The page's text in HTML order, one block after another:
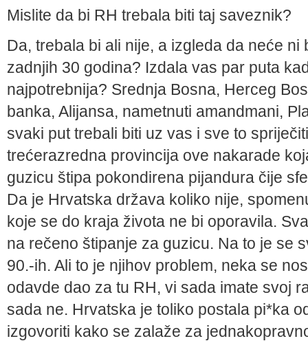
Mislite da bi RH trebala biti taj saveznik?
Da, trebala bi ali nije, a izgleda da neće
zadnjih 30 godina? Izdala vas par puta
najpotrebnija? Srednja Bosna, Herceg
banka, Alijansa, nametnuti amandmani,
svaki put trebali biti uz vas i sve to
trećerazredna provincija ove nakarade
guzicu štipa pokondirena pijandura čije
Da je Hrvatska država koliko nije,
koje se do kraja života ne bi oporavila.
na rečeno štipanje za guzicu. Na to je se
90.-ih. Ali to je njihov problem, neka se
odavde dao za tu RH, vi sada imate svoj
sada ne. Hrvatska je toliko postala pi*ka
izgovoriti kako se zalaže za